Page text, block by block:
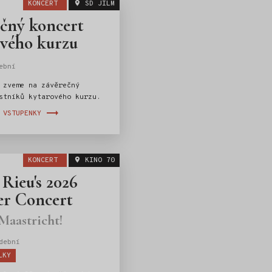
KONCERT SD JILM
koncert
kurzu
na závěrečný
kytarového kurzu.
KONCERT KINO 70
2026
Concert